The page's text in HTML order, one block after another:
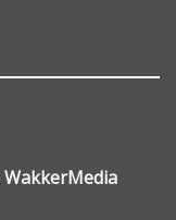
WakkerMedia